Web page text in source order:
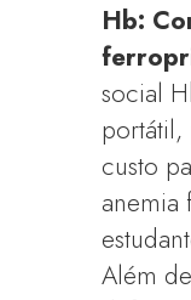
Hb:
social
portátil,
custo
anemia
Além